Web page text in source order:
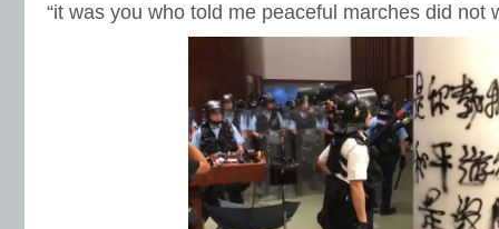
“it was you who told me peaceful marches did not